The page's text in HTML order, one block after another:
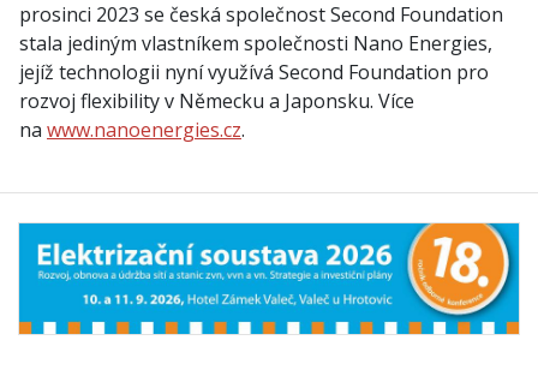
prosinci 2023 se česká společnost Second Foundation
stala jediným vlastníkem společnosti Nano Energies,
jejíž technologii nyní využívá Second Foundation pro
rozvoj flexibility v Německu a Japonsku. Více
na www.nanoenergies.cz.